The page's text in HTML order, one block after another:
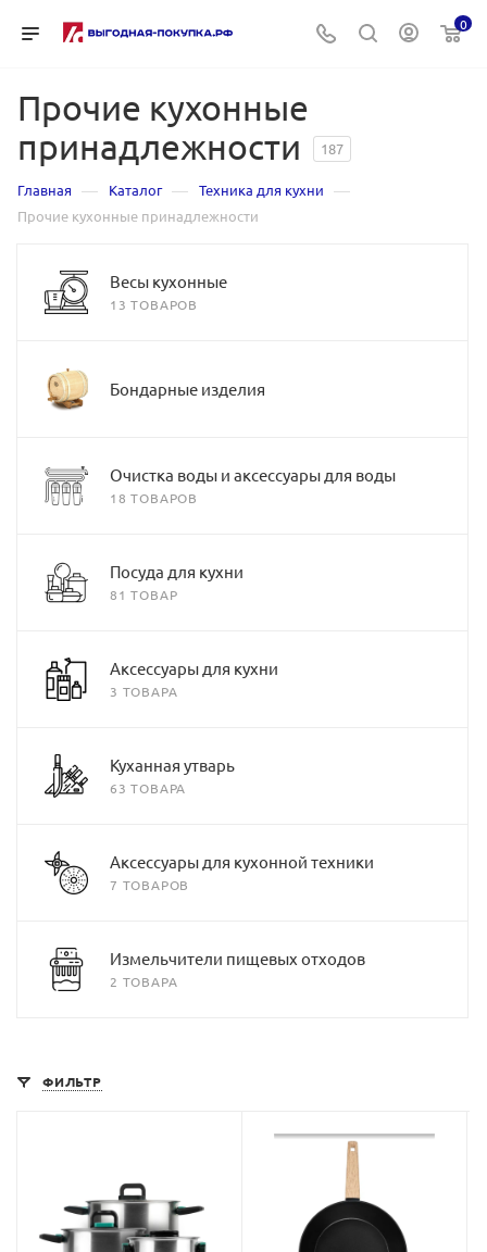
0
Прочие кухонные
принадлежности
187
Главная — Каталог — Техника для кухни —
Прочие кухонные принадлежности
Весы кухонные
13 ТОВАРОВ
Бондарные изделия
Очистка воды и аксессуары для воды
18 ТОВАРОВ
Посуда для кухни
81 ТОВАР
Аксессуары для кухни
3 ТОВАРА
Куханная утварь
63 ТОВАРА
Аксессуары для кухонной техники
7 ТОВАРОВ
Измельчители пищевых отходов
2 ТОВАРА
ФИЛЬТР